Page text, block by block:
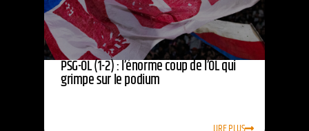
PSG-OL (1-2) : l’énorme coup de l’OL qui
grimpe sur le podium